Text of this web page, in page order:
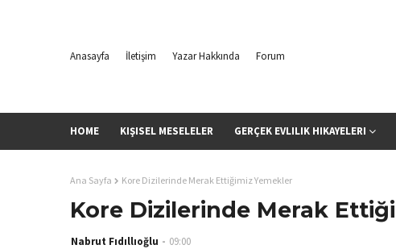
Anasayfa İletişim Yazar Hakkında Forum
HOME KIŞISEL MESELELER GERÇEK EVLILIK HIKAYELERI
Ana Sayfa Kore Dizilerinde Merak Ettiğimiz Yemekler
Kore Dizilerinde Merak
Nabrut Fıdıllıoğlu 09:00